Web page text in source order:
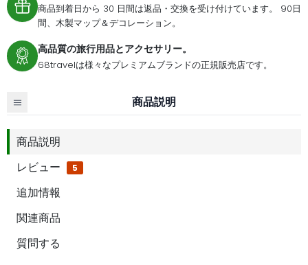
商品到着日から 30 日間は返品・交換を受け付けています。 90日
間、木製マップ＆デコレーション。
高品質の旅行用品とアクセサリー。
68travelは様々なプレミアムブランドの正規販売店です。
商品説明
商品説明
レビュー
5
追加情報
関連商品
質問する